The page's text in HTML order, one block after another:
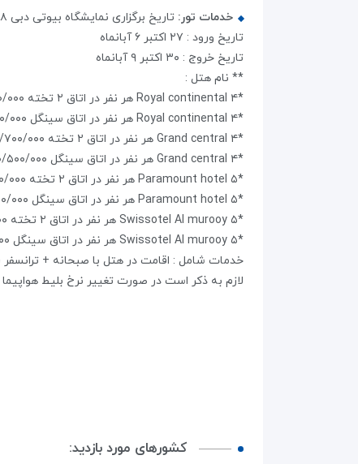
خدمات تور: تاریخ برگزاری نمایشگاه بیوتی دبی ۲۸ اکتبر ۷ آبانماه لغایت ۳۰ اکتبر ۹ آبانماه
تاریخ ورود : ۲۷ اکتبر ۶ آبانماه
تاریخ خروج : ۳۰ اکتبر ۹ آبانماه
** نام هتل :
*Royal continental ۴ هر نفر در اتاق ۲ تخته ۳۱/۹۰۰/۰۰۰ تومان
*Royal continental ۴ هر نفر در اتاق سینگل ۴۰/۷۰۰/۰۰۰ تومان
*Grand central ۴ هر نفر در اتاق ۲ تخته ۳۱/۷۰۰/۰۰۰ تومان
*Grand central ۴ هر نفر در اتاق سینگل ۴۰/۵۰۰/۰۰۰ تومان
*Paramount hotel ۵ هر نفر در اتاق ۲ تخته ۳۹/۸۰۰/۰۰۰ تومان
*Paramount hotel ۵ هر نفر در اتاق سینگل ۵۶/۰۰۰/۰۰۰ تومان
*Swissotel Al murooy ۵ هر نفر در اتاق ۲ تخته ۴۱/۰۰۰/۰۰۰ تومان
*Swissotel Al murooy ۵ هر نفر در اتاق سینگل ۵۸/۹۰۰/۰۰۰ تومان
خدمات شامل : اقامت در هتل با صبحانه + ترانسفر
لازم به ذکر است در صورت تغییر نرخ بلیط
کشورهای مورد بازدید: